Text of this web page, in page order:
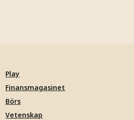
Play
Finansmagasinet
Börs
Vetenskap